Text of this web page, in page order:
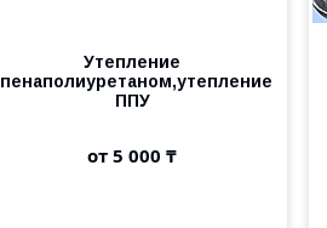
Утепление
пенаполиуретаном,утепление
ППУ
от 5 000 ₸